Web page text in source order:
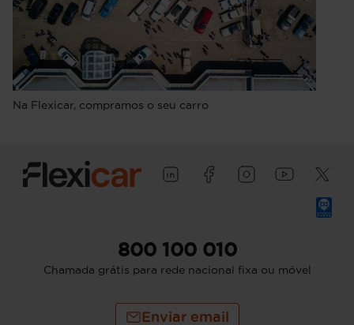
Na Flexicar, compramos o seu carro
800 100 010
Chamada grátis para rede nacional fixa ou móvel
Enviar email